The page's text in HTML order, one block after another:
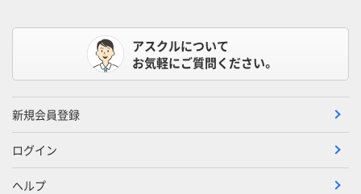
アスクルについて
お気軽にご質問ください。
新規会員登録
ログイン
ヘルプ